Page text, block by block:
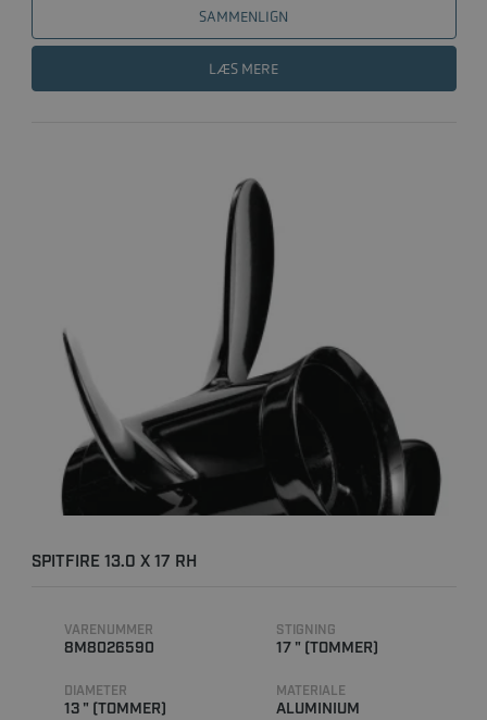
SAMMENLIGN
LÆS MERE
SPITFIRE 13.0 X 17 RH
VARENUMMER
8M8026590
STIGNING
17 " (TOMMER)
DIAMETER
13 " (TOMMER)
MATERIALE
ALUMINIUM